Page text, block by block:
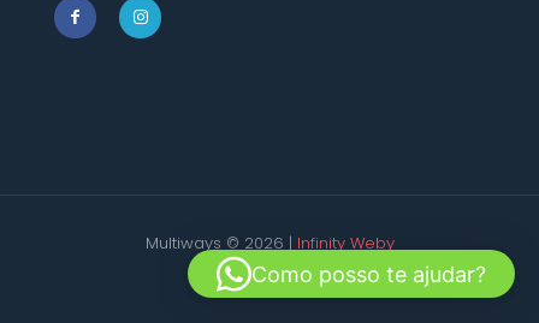
Multiways © 2026 | Infinity Weby
Como posso te ajudar?